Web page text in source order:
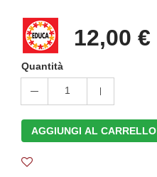
12,00 €
Quantità
1
AGGIUNGI AL CARRELLO